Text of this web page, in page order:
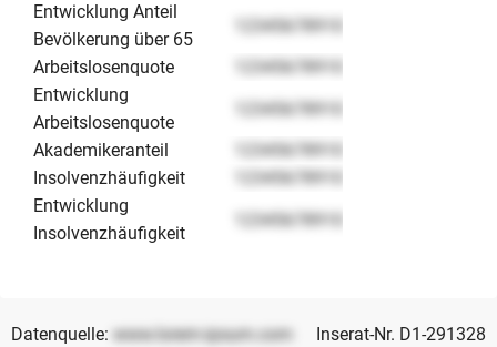
Entwicklung Anteil
Bevölkerung über 65
12345678910
Arbeitslosenquote
12345678910
Entwicklung
Arbeitslosenquote
12345678910
Akademikeranteil
12345678910
Insolvenzhäufigkeit
12345678910
Entwicklung
Insolvenzhäufigkeit
12345678910
Datenquelle: www.lorem-ipsum.com Inserat-Nr. D1-291328